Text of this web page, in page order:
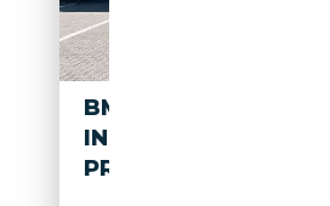
BMW X7 M60 I
INDIVIDUA/M
PRO/360°K